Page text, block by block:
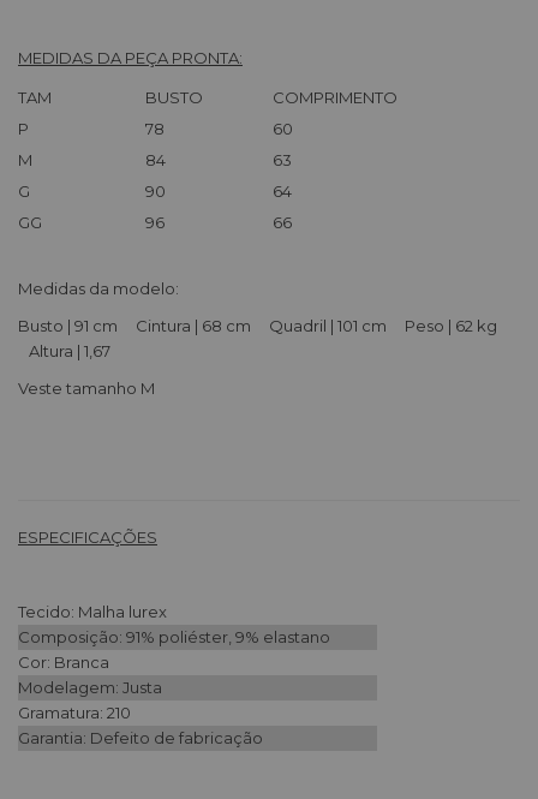
MEDIDAS DA PEÇA PRONTA:
TAM BUSTO
COMPRIMENTO
P
78
60
M
84
63
G
90
64
GG
96 66
Medidas da modelo:
Busto | 91 cm Cintura | 68 cm Quadril | 101 cm Peso | 62 kg
Altura | 1,67
Veste tamanho M
ESPECIFICAÇÕES
Tecido: Malha lurex
Composição: 91% poliéster, 9% elastano
Cor: Branca
Modelagem: Justa
Gramatura: 210
Garantia: Defeito de fabricação